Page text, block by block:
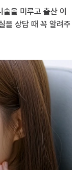
을 미루고 출산 이
을 상담 때 꼭 알려주